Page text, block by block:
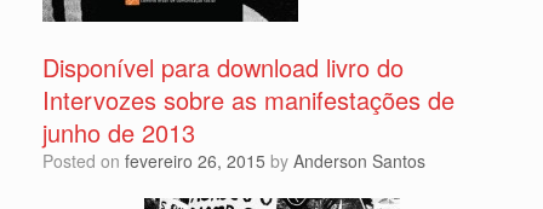
Disponível para download livro do
Intervozes sobre as manifestações de
junho de 2013
Posted on fevereiro 26, 2015 by Anderson Santos